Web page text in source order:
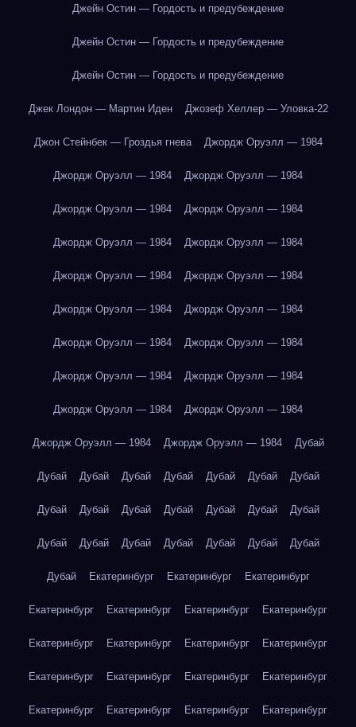
Джейн Остин — Гордость и предубеждение
Джейн Остин — Гордость и предубеждение
Джейн Остин — Гордость и предубеждение
Джек Лондон — Мартин Иден Джозеф Хеллер — Уловка-22
Джон Стейнбек — Гроздья гнева Джордж Оруэлл — 1984
Джордж Оруэлл — 1984 Джордж Оруэлл — 1984
Джордж Оруэлл — 1984 Джордж Оруэлл — 1984
Джордж Оруэлл — 1984 Джордж Оруэлл — 1984
Джордж Оруэлл — 1984 Джордж Оруэлл — 1984
Джордж Оруэлл — 1984 Джордж Оруэлл — 1984
Джордж Оруэлл — 1984 Джордж Оруэлл — 1984
Джордж Оруэлл — 1984 Джордж Оруэлл — 1984
Джордж Оруэлл — 1984 Джордж Оруэлл — 1984
Джордж Оруэлл — 1984 Джордж Оруэлл — 1984 Дубай
Дубай Дубай Дубай Дубай Дубай Дубай Дубай
Дубай Дубай Дубай Дубай Дубай Дубай Дубай
Дубай Дубай Дубай Дубай Дубай Дубай Дубай
Дубай Екатеринбург Екатеринбург Екатеринбург
Екатеринбург Екатеринбург Екатеринбург Екатеринбург
Екатеринбург Екатеринбург Екатеринбург Екатеринбург
Екатеринбург Екатеринбург Екатеринбург Екатеринбург
Екатеринбург Екатеринбург Екатеринбург Екатеринбург